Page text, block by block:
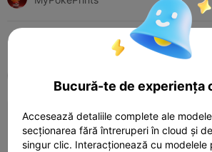
Print Settings (3) Adaugă Miniatures
0.2mm layer, 3 walls,
 03h 38m  1
Bucură-te de experiența
Accesează detaliile complete ale
secționarea fără întreruperi în cloud și
singur clic. Interacționează cu modelele